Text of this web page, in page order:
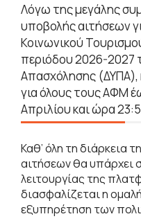
Λόγω της μεγάλης
υποβολής αιτήσεων
Κοινωνικού
περιόδου 2026-2027
Απασχόλησης (ΔΥΠΑ),
για όλους τους ΑΦΜ
Απριλίου και ώρα
Καθ’ όλη τη διάρκεια
αιτήσεων θα υπάρχει
λειτουργίας της
διασφαλίζεται η
εξυπηρέτηση των